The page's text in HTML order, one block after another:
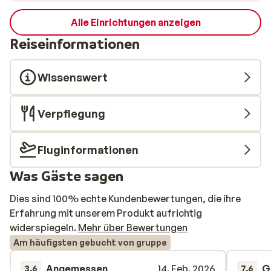
Alle Einrichtungen anzeigen
Reiseinformationen
Wissenswert
Verpflegung
Fluginformationen
Was Gäste sagen
Dies sind 100% echte Kundenbewertungen, die ihre
Erfahrung mit unserem Produkt aufrichtig
widerspiegeln. Mehr über Bewertungen
Am häufigsten gebucht von gruppe
3.6 Angemessen
14. Feb. 2026
7.6